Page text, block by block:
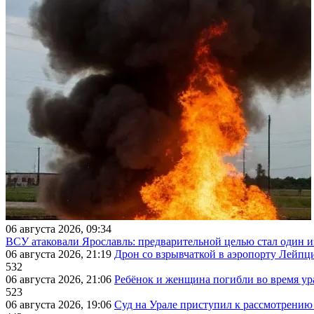
06 августа 2026, 09:34
ВСУ атаковали Ярославль: предварительной целью стал
06 августа 2026, 21:19 Дрон со взрывчаткой в аэропорту
532
06 августа 2026, 21:06 Ребёнок и женщина погибли во время
523
06 августа 2026, 19:06 Суд на Урале приступил к